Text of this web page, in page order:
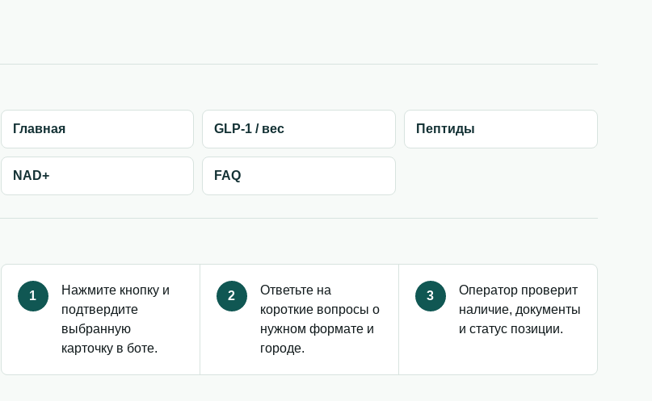
Главная GLP-1 / вес Пептиды
NAD+ FAQ
1
Нажмите кнопку и
подтвердите
выбранную
карточку в боте.
2
Ответьте на
короткие вопросы о
нужном формате и
городе.
3
Оператор проверит
наличие, документы
и статус позиции.